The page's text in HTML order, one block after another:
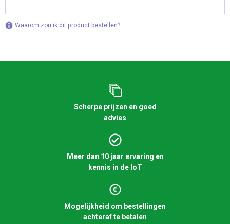
Waarom zou ik dit product bestellen?
Scherpe prijzen en goed
advies
Meer dan 10 jaar ervaring en
kennis in de IoT
Mogelijkheid om bestellingen
achteraf te betalen